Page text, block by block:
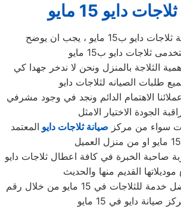
دايو 15 مايو
هكذا مركز صيانة ثلاجات دايو ب15 مايو ، يجب ان يوضح
ثلاجات دايو ب15 مايو
الثلاجة بالمنزل ونحن لا ندخر جهدا كي
الاهتمام الدائم ونجد في وجود مشرفي
الجودة الاختيار الامثل
سواء من مركز صيانة ثلاجات دايو المعتمد
صاحبة الخبرة في كافة اعطال ثلاجات دايو
احصلوا معنا على افضل خدمة للثلاجات في 15 مايو من خلال رقم